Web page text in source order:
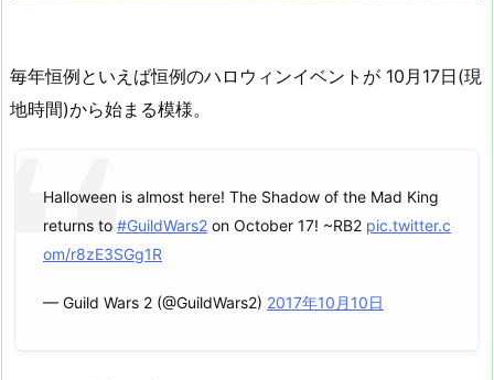
毎年恒例といえば恒例のハロウィンイベントが 10月17日(現
地時間)から始まる模様。
Halloween is almost here! The Shadow of the Mad King
returns to #GuildWars2 on October 17! ~RB2 pic.twitter.c
om/r8zE3SGg1R
— Guild Wars 2 (@GuildWars2) 2017年10月10日